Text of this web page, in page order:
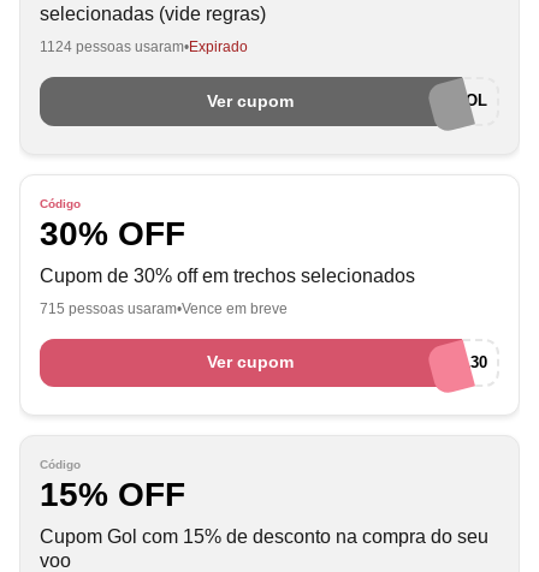
selecionadas (vide regras)
1124 pessoas usaram Expirado
Ver cupom CPA15GOL
Código
30% OFF
Cupom de 30% off em trechos selecionados
715 pessoas usaram Vence em breve
Ver cupom FERIASGOL30
Código
15% OFF
Cupom Gol com 15% de desconto na compra do seu
voo